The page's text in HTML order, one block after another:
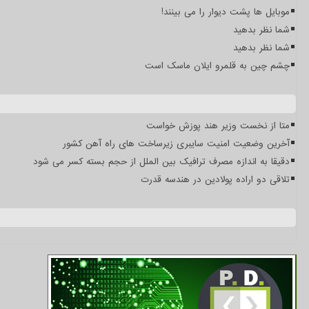
موبایل ها پشت دیوار را می بینند!
شما نظر بدهید
شما نظر بدهید
چشم چین به قلمرو ایلان ماسک است
متا از نخست وزیر هند پوزش خواست
آخرین وضعیت امنیت سایبری زیرساخت های راه آهن کشور
دقیقا به اندازه مصرف ترافیک بین الملل از حجم بسته کسر می شود
تلاقی دو اراده پولادین در هندسه قدرت